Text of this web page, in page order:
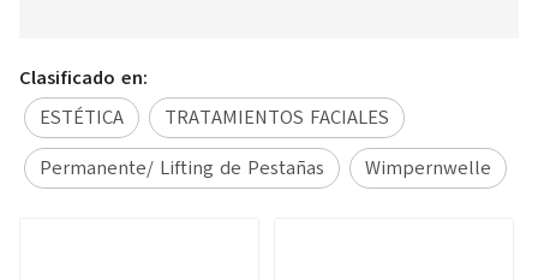
Clasificado en:
ESTÉTICA
TRATAMIENTOS FACIALES
Permanente/ Lifting de Pestañas
Wimpernwelle